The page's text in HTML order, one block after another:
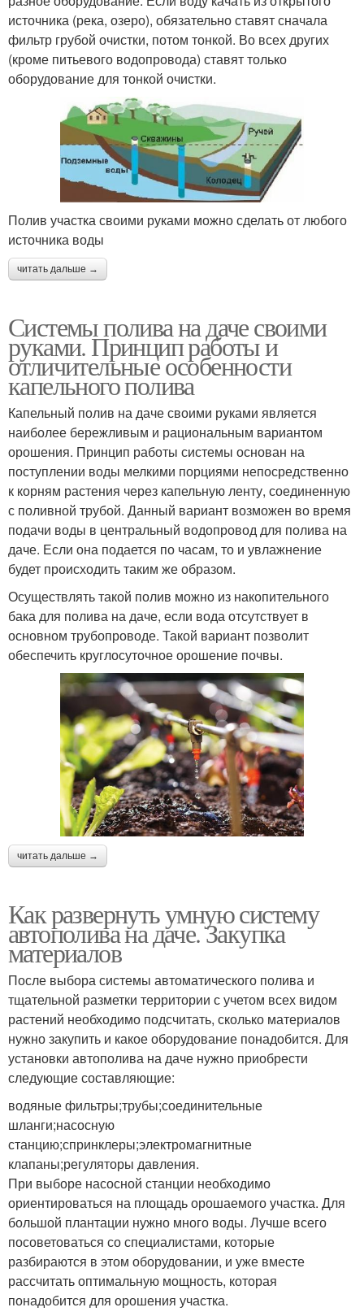
источника (река, озеро), обязательно ставят сначала
фильтр грубой очистки, потом тонкой. Во всех других
(кроме питьевого водопровода) ставят только
оборудование для тонкой очистки.
Полив участка своими руками можно сделать от любого
источника воды
читать дальше →
Системы полива на даче своими
руками. Принцип работы и
отличительные особенности
капельного полива
Капельный полив на даче своими руками является
наиболее бережливым и рациональным вариантом
орошения. Принцип работы системы основан на
поступлении воды мелкими порциями непосредственно
к корням растения через капельную ленту, соединенную
с поливной трубой. Данный вариант возможен во время
подачи воды в центральный водопровод для полива на
даче. Если она подается по часам, то и увлажнение
будет происходить таким же образом.
Осуществлять такой полив можно из накопительного
бака для полива на даче, если вода отсутствует в
основном трубопроводе. Такой вариант позволит
обеспечить круглосуточное орошение почвы.
читать дальше →
Как развернуть умную систему
автополива на даче. Закупка
материалов
После выбора системы автоматического полива и
тщательной разметки территории с учетом всех видом
растений необходимо подсчитать, сколько материалов
нужно закупить и какое оборудование понадобится. Для
установки автополива на даче нужно приобрести
следующие составляющие:
водяные фильтры;трубы;соединительные
шланги;насосную
станцию;спринклеры;электромагнитные
клапаны;регуляторы давления.
При выборе насосной станции необходимо
ориентироваться на площадь орошаемого участка. Для
большой плантации нужно много воды. Лучше всего
посоветоваться со специалистами, которые
разбираются в этом оборудовании, и уже вместе
рассчитать оптимальную мощность, которая
понадобится для орошения участка.